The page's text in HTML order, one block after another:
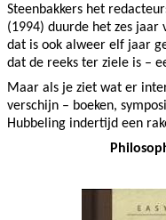
Steenbakkers het
(1994) duurde het zes jaar
dat is ook alweer elf jaar
dat de reeks ter ziele is –
Maar als je ziet wat er
verschijn – boeken,
Hubbeling indertijd een